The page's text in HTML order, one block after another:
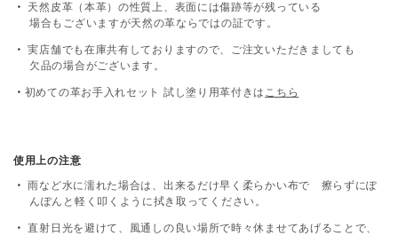
天然皮革（本革）の性質上、表面には傷跡等が残っている
場合もございますが天然の革ならではの証です。
実店舗でも在庫共有しておりますので、ご注文いただきましても
欠品の場合がございます。
初めての革お手入れセット 試し塗り用革付きは こちら
使用上の注意
雨など水に濡れた場合は、出来るだけ早く柔らかい布で 擦らずにぽ
んぽんと軽く叩くように拭き取ってください。
直射日光を避けて、風通しの良い場所で時々休ませてあげることで、